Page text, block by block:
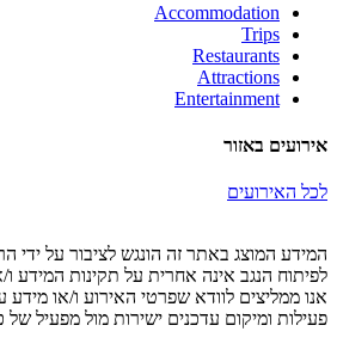
Accommodation
Trips
Restaurants
Attractions
Entertainment
אירועים באזור
לכל האירועים
המידע המוצג באתר זה הונגש לציבור על ידי
לפיתוח הנגב אינה אחרית על תקינות המידע
אנו ממליצים לוודא שפרטי האירוע ו/או
פעילות ומיקום עדכנים ישירות מול מפעיל